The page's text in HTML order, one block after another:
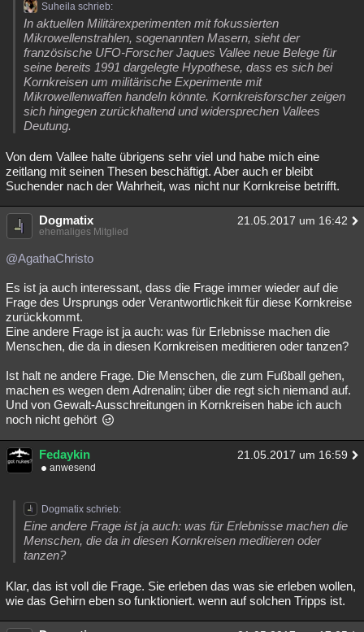
Suheila schrieb:
In aktuellen Militärexperimenten mit fokussierten
Mikrowellenstrahlen, sogenannten Masern, sieht der
französische UFO-Forscher Jaques Vallee neue Belege für
seine bereits 1991 dargelegte Hypothese, dass es sich bei
Kornkreisen um militärische Experimente mit
Mikrowellenwaffen handeln könnte. Kornkreisforscher zeigen
sich hingegen zurückhaltend und widersprechen Vallees
Deutung.
Von dem Vallee halte übrigens sehr viel und habe mich eine
zeitlang mit seinen Thesen beschäftigt. Aber auch er bleibt
Suchender nach der Wahrheit, was nicht nur Kornkreise betrifft.
Dogmatix 21.05.2017 um 16:42
ehemaliges Mitglied
@AgathaChristo
Es ist ja auch interessant, dass die Frage immer wieder auf die
Frage des Ursprungs oder Verantwortlichkeit für diese Kornkreise
zurückkommt.
Eine andere Frage ist ja auch: was für Erlebnisse machen die
Menschen, die da in diesen Kornkreisen meditieren oder tanzen?
Ist halt ne andere Frage. Die Menschen, die zum Fußball gehen,
machen es wegen dem Adrenalin; über die regt sich niemand auf.
Und von Gewalt-Ausschreitungen in Kornkreisen habe ich auch
noch nicht gehört
Fedaykin 21.05.2017 um 16:59
anwesend
Dogmatix schrieb:
Eine andere Frage ist ja auch: was für Erlebnisse machen die
Menschen, die da in diesen Kornkreisen meditieren oder
tanzen?
Klar, das ist voll die Frage. Sie erleben das was sie erleben wollen,
wie das Gehirn eben so funktioniert. wenn auf solchen Tripps ist.